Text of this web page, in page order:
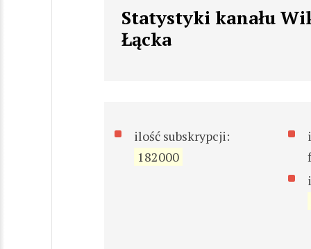
Statystyki kanału
Łącka
ilość subskrypcji:
182000